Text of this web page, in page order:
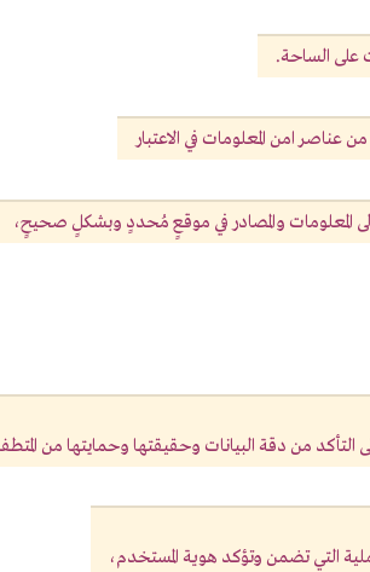
الساحة.
عناصر امن المعلومات في الاعتبار
المعلومات والمصادر في موقعٍ مُحددٍ وبشكلٍ صحيحٍ،
من دقة البيانات وحقيقتها وحمايتها من
التي تضمن وتؤكد هوية المستخدم،